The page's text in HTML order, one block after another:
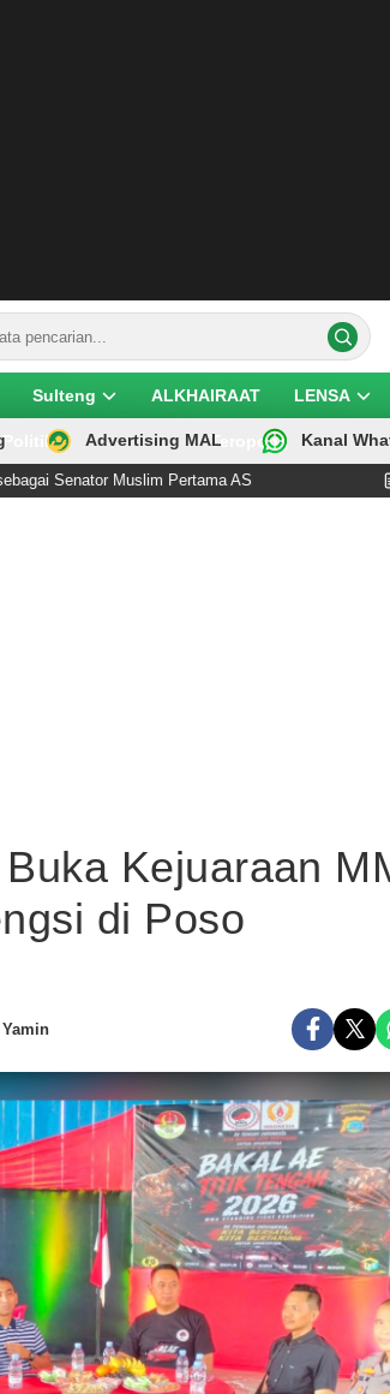
Sulteng ALKHAIRAAT LENSA
Politik Teropong
Advertising MAL Kanal
Muslim Pertama AS Mayat
Kejuaraan
di Poso
Yamin